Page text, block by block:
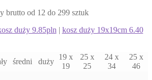
brutto od 12 do 299 sztuk
duży 9.85pln | kosz duży 19x19cm 6.40
średni duży
19 x
19
25 x
25
24 x
34
25 x
46